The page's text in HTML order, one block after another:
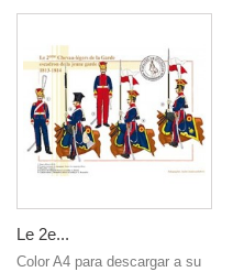
Le 2e...
Color A4 para descargar a su